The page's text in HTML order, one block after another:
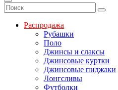
Распродажа
Рубашки
Поло
Джинсы и слаксы
Джинсовые куртки
Джинсовые пиджаки
Лонгсливы
Футболки